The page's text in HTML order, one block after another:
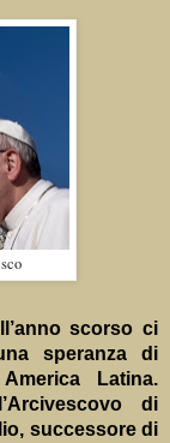
scorso ci
speranza di
Latina.
di
successore di